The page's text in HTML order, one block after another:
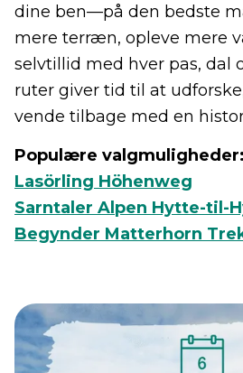
dine ben—på den bedste
mere terræn, opleve mere
selvtillid med hver pas, dal
ruter giver tid til at
vende tilbage med en
Populære valgmuligheder:
Lasörling Höhenweg
Sarntaler Alpen Hytte-til-
Begynder Matterhorn